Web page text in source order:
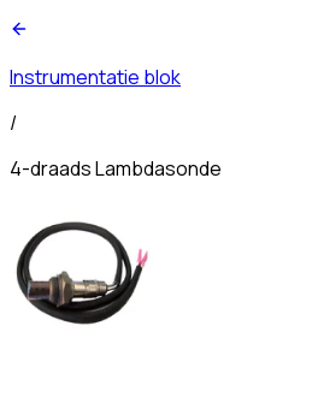
Instrumentatie blok
/
4-draads Lambdasonde